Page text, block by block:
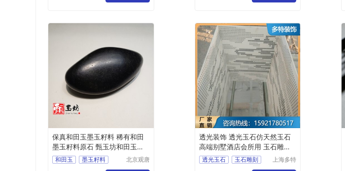
保真和田玉墨玉籽料 稀有和田
墨玉籽料原石 甄玉坊和田玉籽
料和田玉
墨玉籽料
北京观唐
透光装饰 透光玉石仿天然玉石
高端别墅酒店会所用 玉石雕刻
屏风
透光玉石
玉石雕刻
上海多特